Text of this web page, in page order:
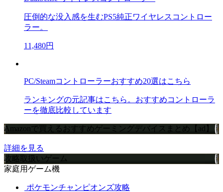
圧倒的な没入感を生むPS5純正ワイヤレスコントロー
ラー。
11,480円
PC/Steamコントローラーおすすめ20選はこちら
ランキングの元記事はこちら。おすすめコントローラ
ーを徹底比較しています
Amazonで買えるおすすめゲーミングデバイスまとめ【ad】
詳細を見る
攻略取扱いゲーム
家庭用ゲーム機
ポケモンチャンピオンズ攻略